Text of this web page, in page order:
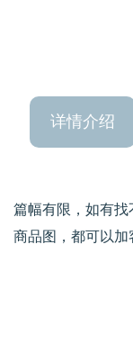
详情介绍
篇幅有限，如有
商品图，都可以加